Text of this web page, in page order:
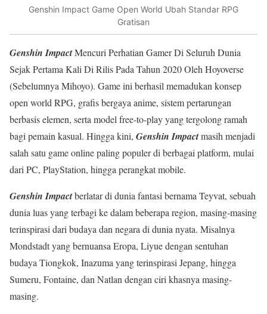
Genshin Impact Game Open World Ubah Standar RPG
Gratisan
Genshin ImpactMencuri Perhatian Gamer Di Seluruh Dunia
Sejak Pertama Kali Di Rilis Pada Tahun 2020 Oleh Hoyoverse
(Sebelumnya Mihoyo). Game ini berhasil memadukan konsep
open world RPG, grafis bergaya anime, sistem pertarungan
berbasis elemen, serta model free-to-play yang tergolong ramah
bagi pemain kasual. Hingga kini, Genshin Impactmasih menjadi
salah satu game online paling populer di berbagai platform, mulai
dari PC, PlayStation, hingga perangkat mobile.
Genshin Impactberlatar di dunia fantasi bernama Teyvat, sebuah
dunia luas yang terbagi ke dalam beberapa region, masing-masing
terinspirasi dari budaya dan negara di dunia nyata. Misalnya
Mondstadt yang bernuansa Eropa, Liyue dengan sentuhan
budaya Tiongkok, Inazuma yang terinspirasi Jepang, hingga
Sumeru, Fontaine, dan Natlan dengan ciri khasnya masing-
masing.